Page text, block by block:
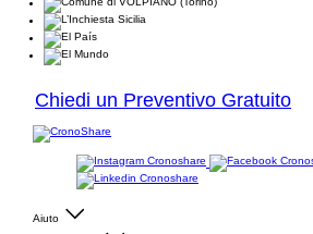
Chiedi un Preventivo Gratuito
Aiuto